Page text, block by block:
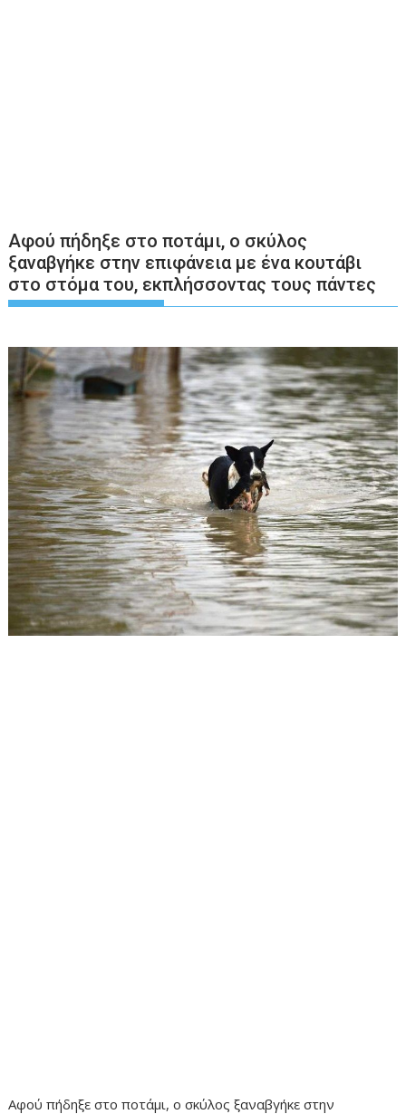
Αφού πήδηξε στο ποτάμι, ο σκύλος
ξαναβγήκε στην επιφάνεια με ένα κουτάβι
στο στόμα του, εκπλήσσοντας τους πάντες
Αφού πήδηξε στο ποτάμι, ο σκύλος ξαναβγήκε στην